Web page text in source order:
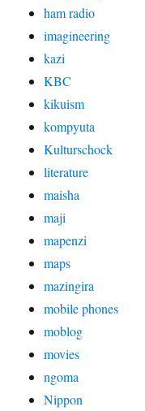
ham radio
imagineering
kazi
KBC
kikuism
kompyuta
Kulturschock
literature
maisha
maji
mapenzi
maps
mazingira
mobile phones
moblog
movies
ngoma
Nippon